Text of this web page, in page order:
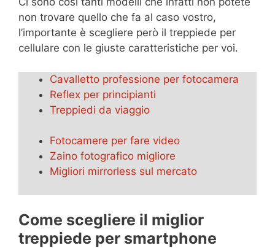
non trovare quello che fa al caso vostro,
l’importante è scegliere però il treppiede per
cellulare con le giuste caratteristiche per voi.
Cavalletto professione per fotocamera
Reflex per principianti
Treppiedi da viaggio
Fotocamere per fare video
Zaino fotografico migliore
Migliori mirrorless sul mercato
Come scegliere il miglior
treppiede per smartphone